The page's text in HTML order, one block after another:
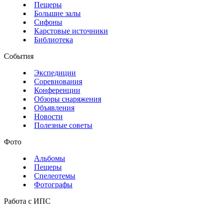
Пещеры
Большие залы
Сифоны
Карстовые источники
Библиотека
События
Экспедиции
Соревнования
Конференции
Обзоры снаряжения
Объявления
Новости
Полезные советы
Фото
Альбомы
Пещеры
Спелеотемы
Фотографы
Работа с ИПС